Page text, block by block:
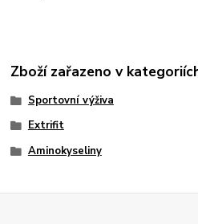
Zboží zařazeno v
Sportovní výživa
Extrifit
Aminokyseliny